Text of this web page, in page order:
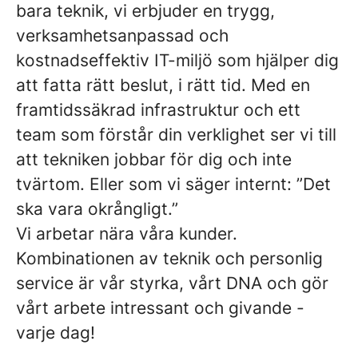
bara teknik, vi erbjuder en trygg,
verksamhetsanpassad och
kostnadseffektiv IT-miljö som hjälper dig
att fatta rätt beslut, i rätt tid. Med en
framtidssäkrad infrastruktur och ett
team som förstår din verklighet ser vi till
att tekniken jobbar för dig och inte
tvärtom. Eller som vi säger internt: ”Det
ska vara okrångligt.”
Vi arbetar nära våra kunder.
Kombinationen av teknik och personlig
service är vår styrka, vårt DNA och gör
vårt arbete intressant och givande -
varje dag!